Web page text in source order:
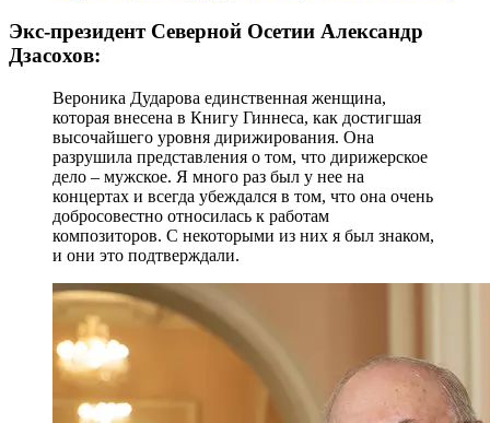
Экс-президент Северной Осетии Александр
Дзасохов:
Вероника Дударова единственная женщина,
которая внесена в Книгу Гиннеса, как достигшая
высочайшего уровня дирижирования. Она
разрушила представления о том, что дирижерское
дело – мужское. Я много раз был у нее на
концертах и всегда убеждался в том, что она очень
добросовестно относилась к работам
композиторов. С некоторыми из них я был знаком,
и они это подтверждали.